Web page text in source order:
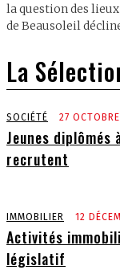
la question des
de Beausoleil
La
SOCIÉTÉ 27
Jeunes diplômés
recrutent
IMMOBILIER 12
Activités
législatif